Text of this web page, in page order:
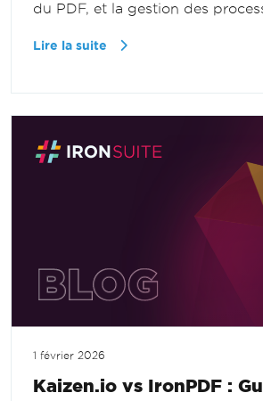
du PDF, et la gestion des
Lire la suite
1 février 2026
Kaizen.io vs IronPDF :